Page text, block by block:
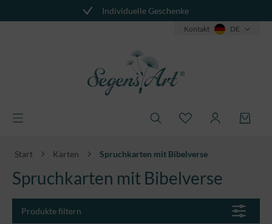
Individuelle Geschenke
Kontakt DE
Produkte filtern
Start Karten Spruchkarten mit Bibelverse
Spruchkarten mit Bibelverse